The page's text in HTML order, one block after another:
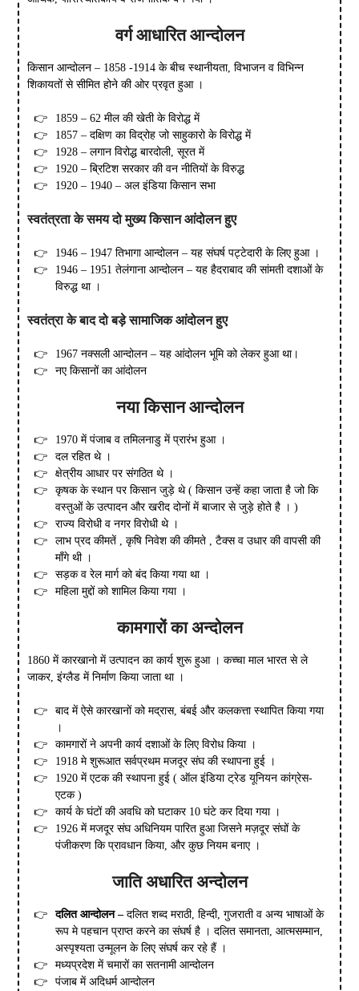
वर्ग आधारित आन्दोलन
किसान आन्दोलन – 1858 -1914 के बीच स्थानीयता, विभाजन व विभिन्न
शिकायतों से सीमित होने की ओर प्रवृत हुआ ।
1859 – 62 मील की खेती के विरोद्ध में
1857 – दक्षिण का विद्रोह जो साहुकारो के विरोद्ध में
1928 – लगान विरोद्ध बारदोली, सूरत में
1920 – ब्रिटिश सरकार की वन नीतियों के विरुद्ध
1920 – 1940 – अल इंडिया किसान सभा
स्वतंत्रता के समय दो मुख्य किसान आंदोलन हुए
1946 – 1947 तिभागा आन्दोलन – यह संघर्ष पट्टेदारी के लिए हुआ ।
1946 – 1951 तेलंगाना आन्दोलन – यह हैदराबाद की सांमती दशाओं के
विरुद्ध था ।
स्वतंत्रा के बाद दो बड़े सामाजिक आंदोलन हुए
1967 नक्सली आन्दोलन – यह आंदोलन भूमि को लेकर हुआ था।
नए किसानों का आंदोलन
नया किसान आन्दोलन
1970 में पंजाब व तमिलनाडु में प्रारंभ हुआ ।
दल रहित थे ।
क्षेत्रीय आधार पर संगठित थे ।
कृषक के स्थान पर किसान जुड़े थे ( किसान उन्हें कहा जाता है जो कि
वस्तुओं के उत्पादन और खरीद दोनों में बाजार से जुड़े होते है । )
राज्य विरोधी व नगर विरोधी थे ।
लाभ प्रद कीमतें , कृषि निवेश की कीमते , टैक्स व उधार की वापसी की
माँगे थी ।
सड़क व रेल मार्ग को बंद किया गया था ।
महिला मुद्दों को शामिल किया गया ।
कामगारों का अन्दोलन
1860 में कारखानो में उत्पादन का कार्य शुरू हुआ । कच्चा माल भारत से ले
जाकर, इंग्लैड में निर्माण किया जाता था ।
बाद में ऐसे कारखानों को मद्रास, बंबई और कलकत्ता स्थापित किया गया
।
कामगारों ने अपनी कार्य दशाओं के लिए विरोध किया ।
1918 मे शुरूआत सर्वप्रथम मजदूर संघ की स्थापना हुई ।
1920 में एटक की स्थापना हुई ( ऑल इंडिया ट्रेड यूनियन कांग्रेस-
एटक )
कार्य के घंटों की अवधि को घटाकर 10 घंटे कर दिया गया ।
1926 में मजदूर संघ अधिनियम पारित हुआ जिसने मज़दूर संघों के
पंजीकरण कि प्रावधान किया, और कुछ नियम बनाए ।
जाति अधारित अन्दोलन
दलित आन्दोलन – दलित शब्द मराठी, हिन्दी, गुजराती व अन्य भाषाओं के
रूप मे पहचान प्राप्त करने का संघर्ष है । दलित समानता, आत्मसम्मान,
अस्पृश्यता उन्मूलन के लिए संघर्ष कर रहे हैं ।
मध्यप्रदेश में चमारों का सतनामी आन्दोलन
पंजाब में अदिधर्म आन्दोलन